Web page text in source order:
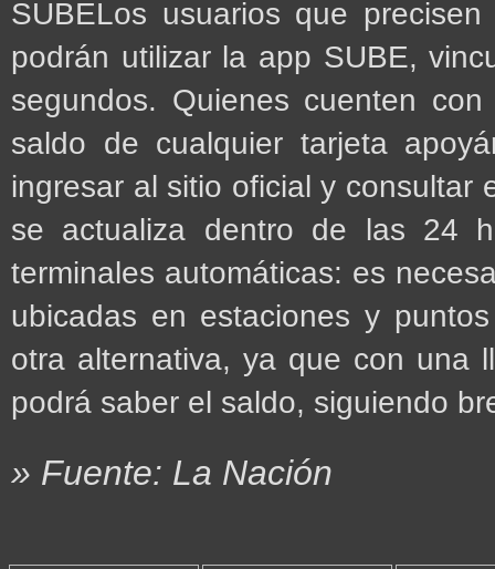
SUBELos usuarios que
podrán utilizar la app SUBE,
segundos. Quienes cuenten
saldo de cualquier tarjeta
ingresar al sitio oficial y consultar
se actualiza dentro de las 24
terminales automáticas: es
ubicadas en estaciones y
otra alternativa, ya que con una
podrá saber el saldo, siguiendo
» Fuente: La Nación